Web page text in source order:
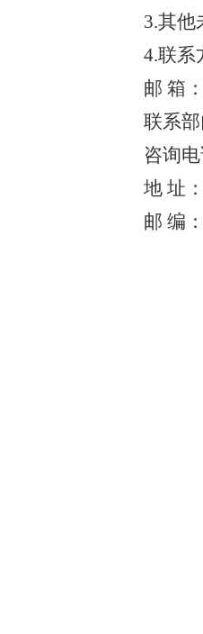
3.其他
4.联系
邮 箱
联系
咨询
地 址
邮 编